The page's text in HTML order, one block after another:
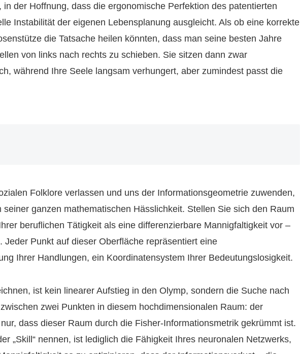
der Hoffnung, dass die ergonomische Perfektion des patentierten
Instabilität der eigenen Lebensplanung ausgleicht. Als ob eine korrekte
die Tatsache heilen könnten, dass man seine besten Jahre
von links nach rechts zu schieben. Sie sitzen dann zwar
während Ihre Seele langsam verhungert, aber zumindest passt die
Folklore verlassen und uns der Informationsgeometrie zuwenden,
ganzen mathematischen Hässlichkeit. Stellen Sie sich den Raum
beruflichen Tätigkeit als eine differenzierbare Mannigfaltigkeit vor –
Jeder Punkt auf dieser Oberfläche repräsentiert eine
Ihrer Handlungen, ein Koordinatensystem Ihrer Bedeutungslosigkeit.
ist kein linearer Aufstieg in den Olymp, sondern die Suche nach
zwei Punkten in diesem hochdimensionalen Raum: der
dass dieser Raum durch die Fisher-Informationsmetrik gekrümmt ist.
„Skill“ nennen, ist lediglich die Fähigkeit Ihres neuronalen Netzwerks,